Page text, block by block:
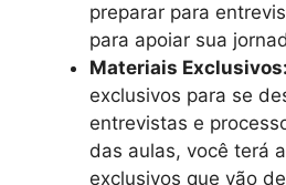
preparar para
para apoiar sua
Materiais Exclusivos:
exclusivos para se
entrevistas e
das aulas, você terá
exclusivos que vão